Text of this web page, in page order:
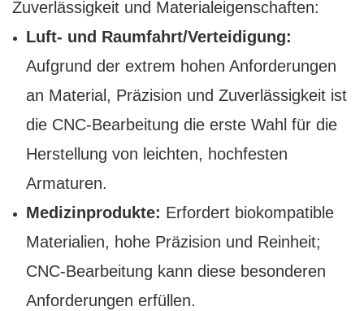
Zuverlässigkeit und Materialeigenschaften:
Luft- und Raumfahrt/Verteidigung:
Aufgrund der extrem hohen Anforderungen
an Material, Präzision und Zuverlässigkeit ist
die CNC-Bearbeitung die erste Wahl für die
Herstellung von leichten, hochfesten
Armaturen.
Medizinprodukte: Erfordert biokompatible
Materialien, hohe Präzision und Reinheit;
CNC-Bearbeitung kann diese besonderen
Anforderungen erfüllen.